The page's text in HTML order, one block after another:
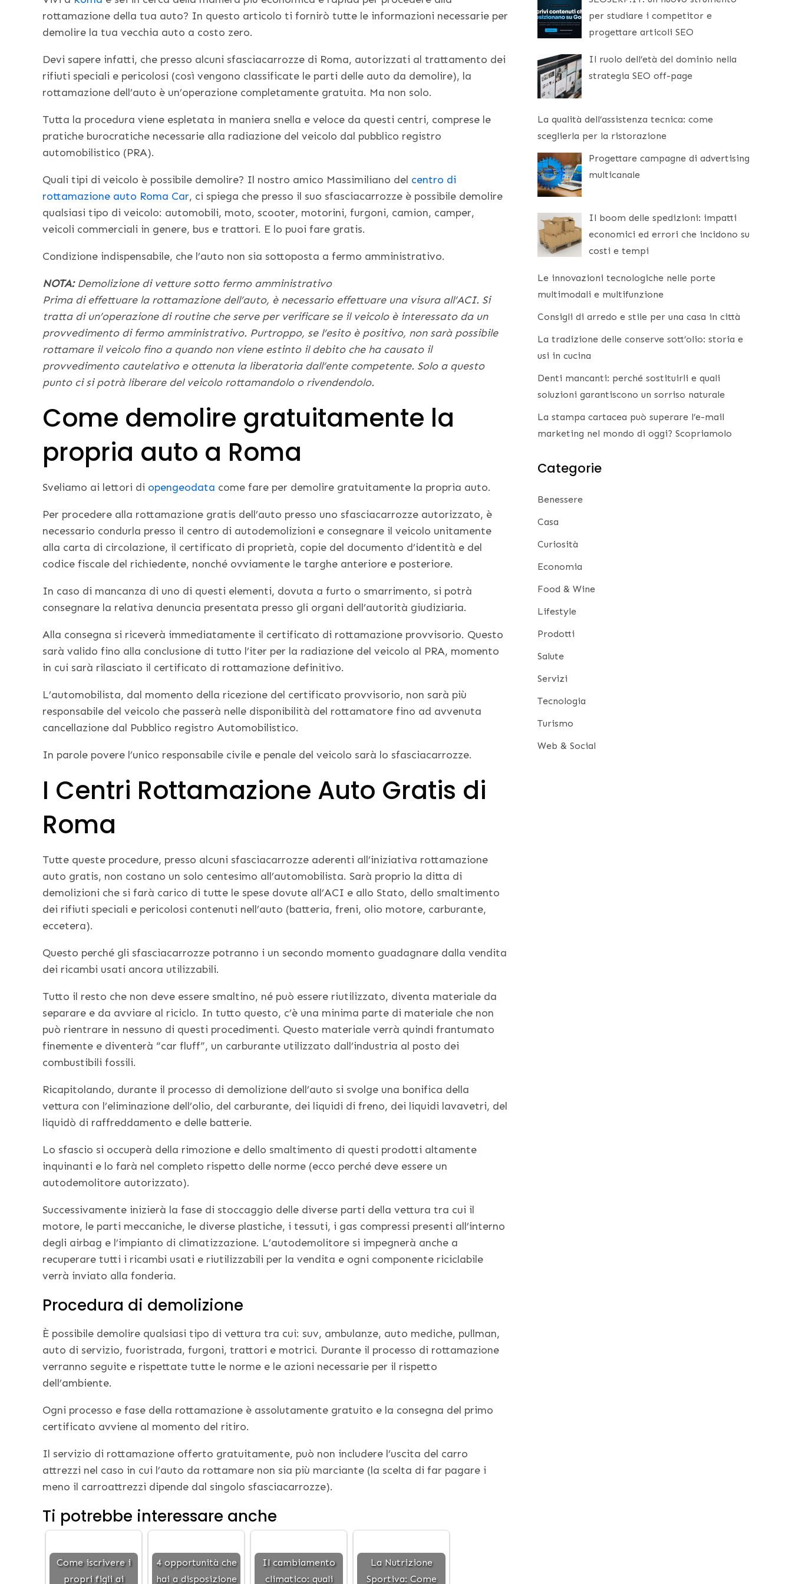
rottamazione della tua auto? In questo articolo ti fornirò tutte le informazioni necessarie per
demolire la tua vecchia auto a costo zero.
Devi sapere infatti, che presso alcuni sfasciacarrozze di Roma, autorizzati al trattamento dei
rifiuti speciali e pericolosi (così vengono classificate le parti delle auto da demolire), la
rottamazione dell’auto è un’operazione completamente gratuita. Ma non solo.
Tutta la procedura viene espletata in maniera snella e veloce da questi centri, comprese le
pratiche burocratiche necessarie alla radiazione del veicolo dal pubblico registro
automobilistico (PRA).
Quali tipi di veicolo è possibile demolire? Il nostro amico Massimiliano del centro di
rottamazione auto Roma Car, ci spiega che presso il suo sfasciacarrozze è possibile demolire
qualsiasi tipo di veicolo: automobili, moto, scooter, motorini, furgoni, camion, camper,
veicoli commerciali in genere, bus e trattori. E lo puoi fare gratis.
Condizione indispensabile, che l’auto non sia sottoposta a fermo amministrativo.
NOTA:Demolizione di vetture sotto fermo amministrativo
Prima di effettuare la rottamazione dell’auto, è necessario effettuare una visura all’ACI. Si
tratta di un’operazione di routine che serve per verificare se il veicolo è interessato da un
provvedimento di fermo amministrativo. Purtroppo, se l’esito è positivo, non sarà possibile
rottamare il veicolo fino a quando non viene estinto il debito che ha causato il
provvedimento cautelativo e ottenuta la liberatoria dall’ente competente. Solo a questo
punto ci si potrà liberare del veicolo rottamandolo o rivendendolo.
Come demolire gratuitamente la
propria auto a Roma
Sveliamo ai lettori di opengeodata come fare per demolire gratuitamente la propria auto.
Per procedere alla rottamazione gratis dell’auto presso uno sfasciacarrozze autorizzato, è
necessario condurla presso il centro di autodemolizioni e consegnare il veicolo unitamente
alla carta di circolazione, il certificato di proprietà, copie del documento d’identità e del
codice fiscale del richiedente, nonché ovviamente le targhe anteriore e posteriore.
In caso di mancanza di uno di questi elementi, dovuta a furto o smarrimento, si potrà
consegnare la relativa denuncia presentata presso gli organi dell’autorità giudiziaria.
Alla consegna si riceverà immediatamente il certificato di rottamazione provvisorio. Questo
sarà valido fino alla conclusione di tutto l’iter per la radiazione del veicolo al PRA, momento
in cui sarà rilasciato il certificato di rottamazione definitivo.
L’automobilista, dal momento della ricezione del certificato provvisorio, non sarà più
responsabile del veicolo che passerà nelle disponibilità del rottamatore fino ad avvenuta
cancellazione dal Pubblico registro Automobilistico.
In parole povere l’unico responsabile civile e penale del veicolo sarà lo sfasciacarrozze.
I Centri Rottamazione Auto Gratis di
Roma
Tutte queste procedure, presso alcuni sfasciacarrozze aderenti all’iniziativa rottamazione
auto gratis, non costano un solo centesimo all’automobilista. Sarà proprio la ditta di
demolizioni che si farà carico di tutte le spese dovute all’ACI e allo Stato, dello smaltimento
dei rifiuti speciali e pericolosi contenuti nell’auto (batteria, freni, olio motore, carburante,
eccetera).
Questo perché gli sfasciacarrozze potranno i un secondo momento guadagnare dalla vendita
dei ricambi usati ancora utilizzabili.
Tutto il resto che non deve essere smaltino, né può essere riutilizzato, diventa materiale da
separare e da avviare al riciclo. In tutto questo, c’è una minima parte di materiale che non
può rientrare in nessuno di questi procedimenti. Questo materiale verrà quindi frantumato
finemente e diventerà “car fluff”, un carburante utilizzato dall’industria al posto dei
combustibili fossili.
Ricapitolando, durante il processo di demolizione dell’auto si svolge una bonifica della
vettura con l’eliminazione dell’olio, del carburante, dei liquidi di freno, dei liquidi lavavetri, del
liquidò di raffreddamento e delle batterie.
Lo sfascio si occuperà della rimozione e dello smaltimento di questi prodotti altamente
inquinanti e lo farà nel completo rispetto delle norme (ecco perché deve essere un
autodemolitore autorizzato).
Successivamente inizierà la fase di stoccaggio delle diverse parti della vettura tra cui il
motore, le parti meccaniche, le diverse plastiche, i tessuti, i gas compressi presenti all’interno
degli airbag e l’impianto di climatizzazione. L’autodemolitore si impegnerà anche a
recuperare tutti i ricambi usati e riutilizzabili per la vendita e ogni componente riciclabile
verrà inviato alla fonderia.
Procedura di demolizione
È possibile demolire qualsiasi tipo di vettura tra cui: suv, ambulanze, auto mediche, pullman,
auto di servizio, fuoristrada, furgoni, trattori e motrici. Durante il processo di rottamazione
verranno seguite e rispettate tutte le norme e le azioni necessarie per il rispetto
dell’ambiente.
Ogni processo e fase della rottamazione è assolutamente gratuito e la consegna del primo
certificato avviene al momento del ritiro.
Il servizio di rottamazione offerto gratuitamente, può non includere l’uscita del carro
attrezzi nel caso in cui l’auto da rottamare non sia più marciante (la scelta di far pagare i
meno il carroattrezzi dipende dal singolo sfasciacarrozze).
Ti potrebbe interessare anche
Come iscrivere i
propri figli ai
4 opportunità che
hai a disposizione
Il cambiamento
climatico: quali
La Nutrizione
Sportiva: Come
per studiare i competitor e
progettare articoli SEO
Il ruolo dell’età del dominio nella
strategia SEO off-page
La qualità dell’assistenza tecnica: come
sceglierla per la ristorazione
Progettare campagne di advertising
multicanale
Il boom delle spedizioni: impatti
economici ed errori che incidono su
costi e tempi
Le innovazioni tecnologiche nelle porte
multimodali e multifunzione
Consigli di arredo e stile per una casa in città
La tradizione delle conserve sott’olio: storia e
usi in cucina
Denti mancanti: perché sostituirli e quali
soluzioni garantiscono un sorriso naturale
La stampa cartacea può superare l’e-mail
marketing nel mondo di oggi? Scopriamolo
Categorie
Benessere
Casa
Curiosità
Economia
Food & Wine
Lifestyle
Prodotti
Salute
Servizi
Tecnologia
Turismo
Web & Social